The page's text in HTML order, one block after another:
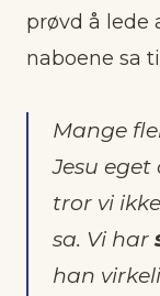
prøvd å lede
naboene sa
Mange
Jesu eget
tror vi
sa. Vi har
han